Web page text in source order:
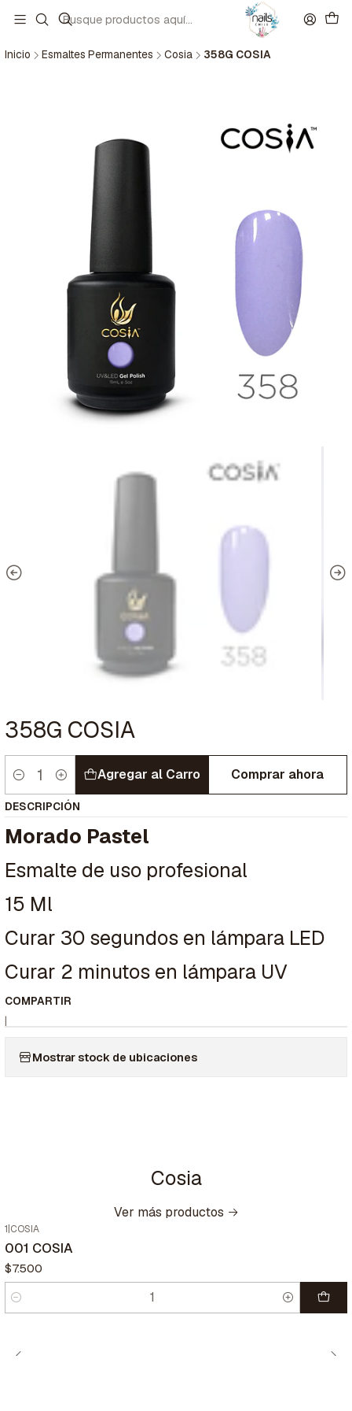
Inicio Esmaltes Permanentes Cosia 358G COSIA
358G COSIA
Cantidad
Agregar al Carro Comprar ahora
DESCRIPCIÓN
Morado Pastel
Esmalte de uso profesional
15 Ml
Curar 30 segundos en lámpara LED
Curar 2 minutos en lámpara UV
COMPARTIR
|
Mostrar stock de ubicaciones
Cosia
Ver más productos
1 COSIA
001 COSIA
$7.500
Cantidad